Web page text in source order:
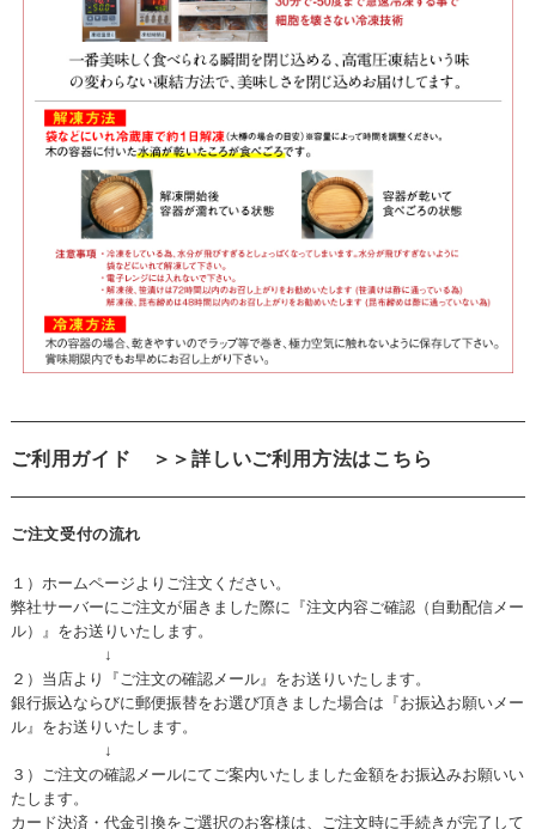
ご利用ガイド ＞＞詳しいご利用方法はこちら
ご注文受付の流れ
１）ホームページよりご注文ください。
弊社サーバーにご注文が届きました際に『注文内容ご確認（自動配信メー
ル）』をお送りいたします。
↓
２）当店より『ご注文の確認メール』をお送りいたします。
銀行振込ならびに郵便振替をお選び頂きました場合は『お振込お願いメー
ル』をお送りいたします。
↓
３）ご注文の確認メールにてご案内いたしました金額をお振込みお願いい
たします。
カード決済・代金引換をご選択のお客様は、ご注文時に手続きが完了して